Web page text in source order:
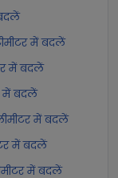
में बदलें
में बदलें
में बदलें
में बदलें
में बदलें
में बदलें